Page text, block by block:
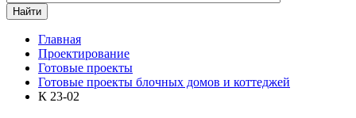
Найти
Главная
Проектирование
Готовые проекты
Готовые проекты блочных домов и коттеджей
К 23-02